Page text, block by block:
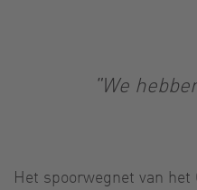
"We
Het spoorwegnet van